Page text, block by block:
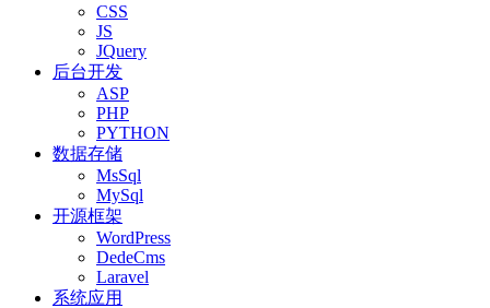
CSS
JS
JQuery
后台开发
ASP
PHP
PYTHON
数据存储
MsSql
MySql
开源框架
WordPress
DedeCms
Laravel
系统应用